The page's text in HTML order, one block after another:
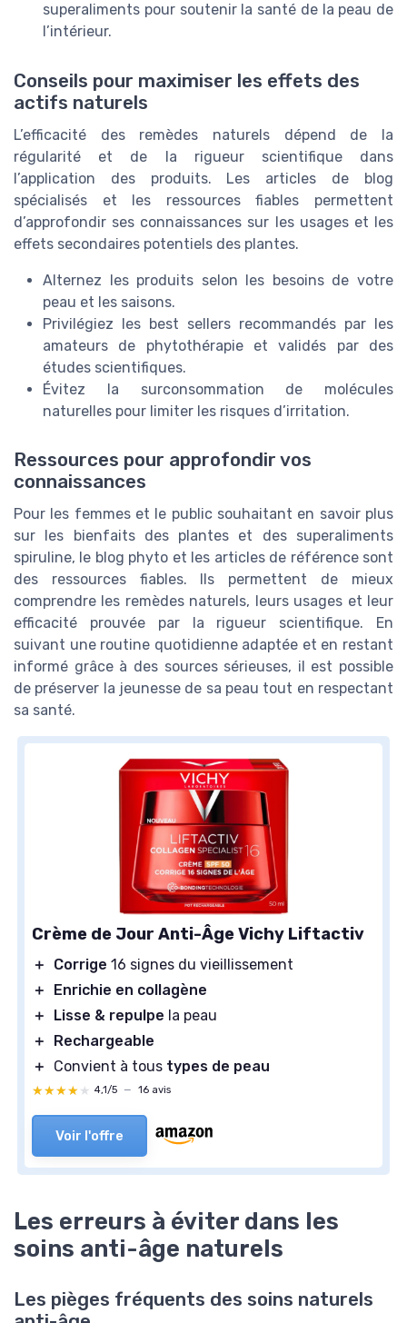
superaliments pour soutenir la santé de la peau de
l’intérieur.
Conseils pour maximiser les effets des
actifs naturels
L’efficacité des remèdes naturels dépend de la
régularité et de la rigueur scientifique dans
l’application des produits. Les articles de blog
spécialisés et les ressources fiables permettent
d’approfondir ses connaissances sur les usages et les
effets secondaires potentiels des plantes.
Alternez les produits selon les besoins de votre
peau et les saisons.
Privilégiez les best sellers recommandés par les
amateurs de phytothérapie et validés par des
études scientifiques.
Évitez la surconsommation de molécules
naturelles pour limiter les risques d’irritation.
Ressources pour approfondir vos
connaissances
Pour les femmes et le public souhaitant en savoir plus
sur les bienfaits des plantes et des superaliments
spiruline, le blog phyto et les articles de référence sont
des ressources fiables. Ils permettent de mieux
comprendre les remèdes naturels, leurs usages et leur
efficacité prouvée par la rigueur scientifique. En
suivant une routine quotidienne adaptée et en restant
informé grâce à des sources sérieuses, il est possible
de préserver la jeunesse de sa peau tout en respectant
sa santé.
Crème de Jour Anti-Âge Vichy Liftactiv
＋ Corrige 16 signes du vieillissement
＋
Enrichie en collagène
＋
Lisse & repulpe la peau
＋
Rechargeable
＋
Convient à tous types de peau
★★★★★
★★★★★ 4,1/5 — 16 avis
Voir l'offre
Les erreurs à éviter dans les
soins anti-âge naturels
Les pièges fréquents des soins naturels